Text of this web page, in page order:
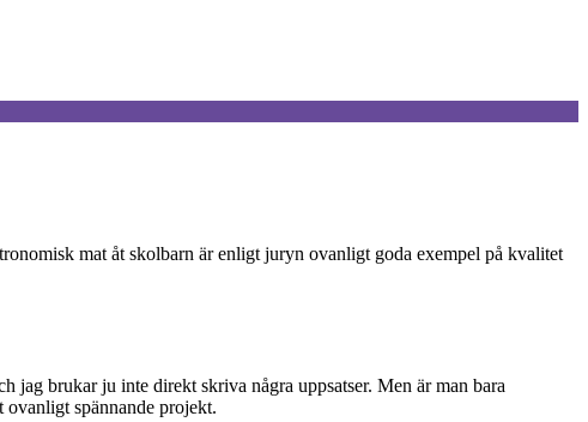
mat åt skolbarn är enligt juryn ovanligt goda exempel på kvalitet
brukar ju inte direkt skriva några uppsatser. Men är man bara
spännande projekt.